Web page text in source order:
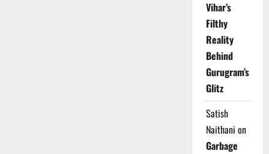
Vihar’s
Filthy
Reality
Behind
Gurugram’s
Glitz
Satish
Naithani on
Garbage